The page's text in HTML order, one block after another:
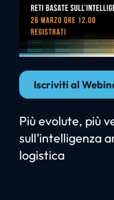
Iscriviti al
Più evolute, più
sull’intelligenza
logistica